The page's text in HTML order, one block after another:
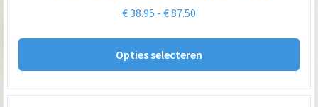
€38.95 - €87.50
€ 87.50
Opties selecteren
Dit